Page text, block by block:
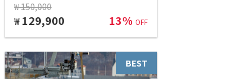
₩ 150,000
₩ 129,900 13% OFF
BEST